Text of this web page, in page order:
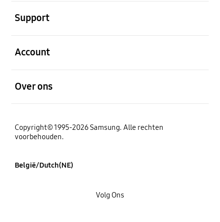
Support
Account
Over ons
Copyright© 1995-2026 Samsung. Alle rechten
voorbehouden.
België/Dutch(NE)
Volg Ons